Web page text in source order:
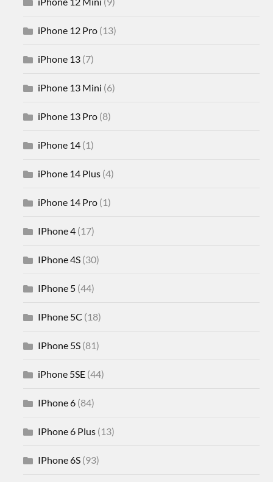
iPhone 12 Pro (13)
iPhone 13 (7)
iPhone 13 Mini (6)
iPhone 13 Pro (8)
iPhone 14 (1)
iPhone 14 Plus (4)
iPhone 14 Pro (1)
IPhone 4 (17)
IPhone 4S (30)
IPhone 5 (44)
IPhone 5C (18)
IPhone 5S (81)
iPhone 5SE (44)
IPhone 6 (84)
IPhone 6 Plus (13)
IPhone 6S (93)